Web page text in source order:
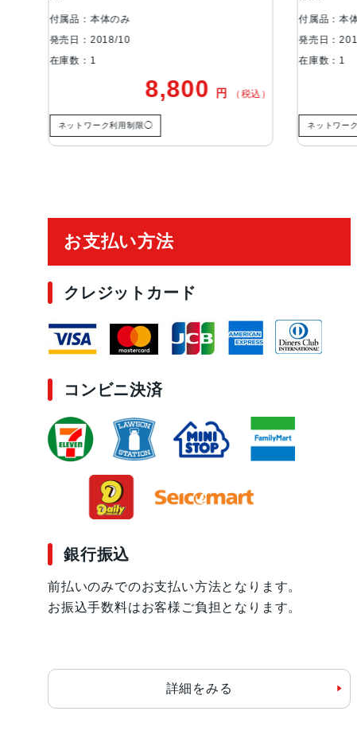
18,800
お支払い方法
クレジットカード
コンビニ決済
銀行振込
前払いのみでのお支払い方法となります。
お振込手数料はお客様ご負担となります。
詳細をみる